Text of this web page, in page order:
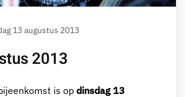
13 augustus 2013
2013
is op dinsdag 13